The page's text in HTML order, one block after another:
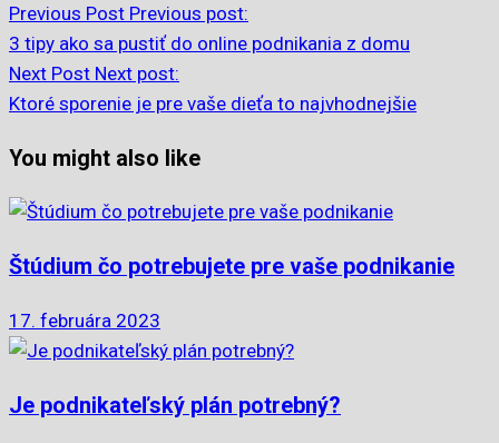
Previous Post Previous post:
3 tipy ako sa pustiť do online podnikania z domu
Next Post Next post:
Ktoré sporenie je pre vaše dieťa to najvhodnejšie
You might also like
Štúdium čo potrebujete pre vaše podnikanie
17. februára 2023
Je podnikateľský plán potrebný?